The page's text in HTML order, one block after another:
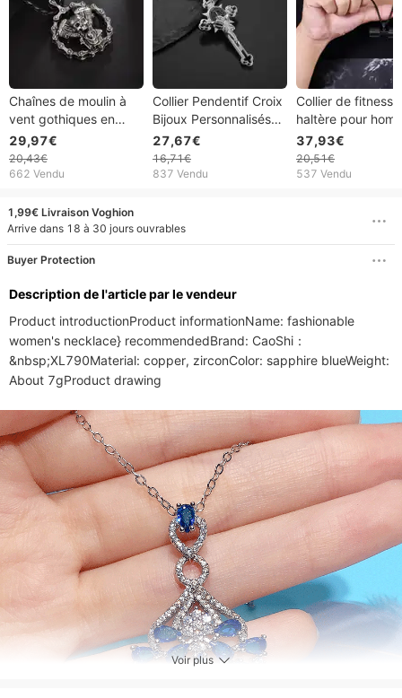
Chaînes de moulin à
vent gothiques en
métal lourd européen
et américain, colliers
de crâne, accessoires
hommes, accessoires
exagérés
29,97€
20,43€
662 Vendu
Collier Pendentif Croix
Bijoux Personnalisés
Homme
27,67€
16,71€
837 Vendu
Collier de fitness
haltère pour
la mode
37,93€
20,51€
537 Vendu
1,99€ Livraison Voghion
Arrive dans 18 à 30 jours ouvrables
Buyer Protection
Description de l'article par le vendeur
Product introductionProduct informationName: fashionable
women's necklace} recommendedBrand: CaoShi：
&nbsp;XL790Material: copper, zirconColor: sapphire blueWeight:
About 7gProduct drawing
Voir plus